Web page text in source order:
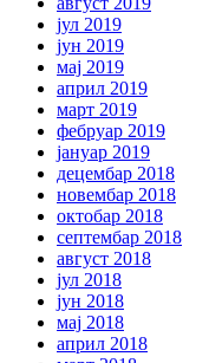
јул 2019
јун 2019
мај 2019
април 2019
март 2019
фебруар 2019
јануар 2019
децембар 2018
новембар 2018
октобар 2018
септембар 2018
август 2018
јул 2018
јун 2018
мај 2018
април 2018